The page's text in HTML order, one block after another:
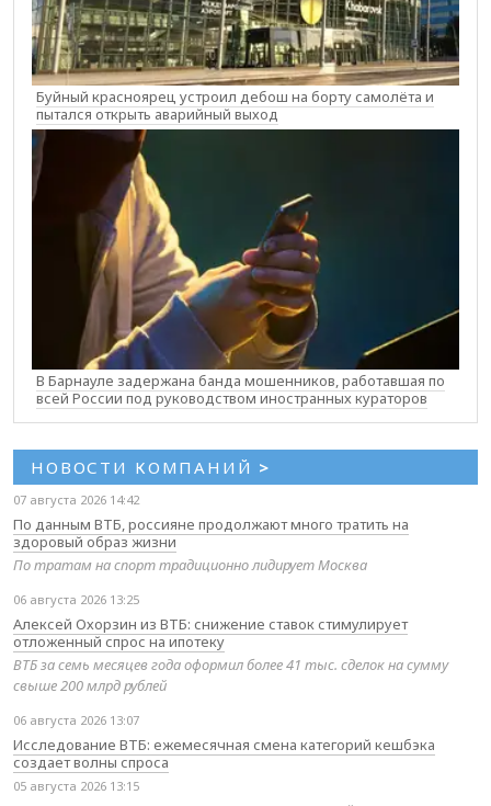
Буйный красноярец устроил дебош на борту самолёта и
пытался открыть аварийный выход
В Барнауле задержана банда мошенников, работавшая по
всей России под руководством иностранных кураторов
НОВОСТИ КОМПАНИЙ >
07 августа 2026 14:42
По данным ВТБ, россияне продолжают много тратить на
здоровый образ жизни
По тратам на спорт традиционно лидирует Москва
06 августа 2026 13:25
Алексей Охорзин из ВТБ: снижение ставок стимулирует
отложенный спрос на ипотеку
ВТБ за семь месяцев года оформил более 41 тыс. сделок на сумму
свыше 200 млрд рублей
06 августа 2026 13:07
Исследование ВТБ: ежемесячная смена категорий кешбэка
создает волны спроса
05 августа 2026 13:15